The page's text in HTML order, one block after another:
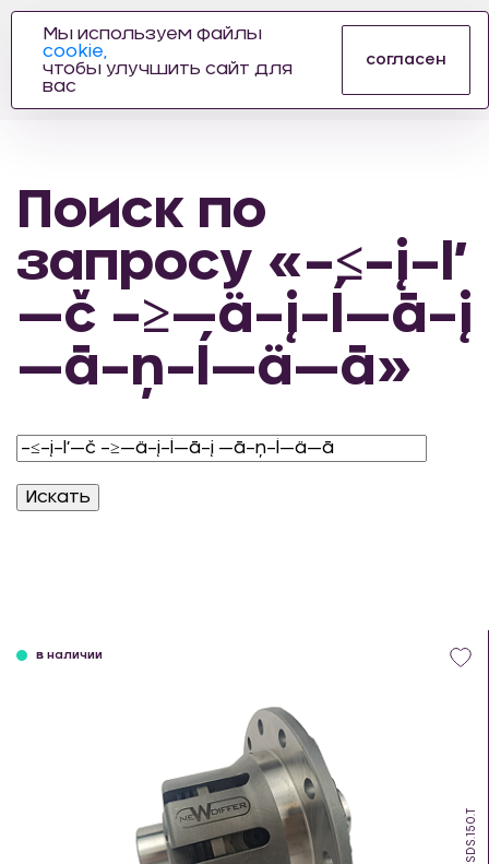
АВТОЗАПЧАСТЕЙ
Поиск по
запросу «–≤–į–ľ
—č –≥—ä–į–ĺ—ā–į
—ā–ņ–ĺ—ä—ā»
SDS.150.T
в наличии
Мы используем файлы
cookie,
чтобы улучшить сайт для
вас
согласен